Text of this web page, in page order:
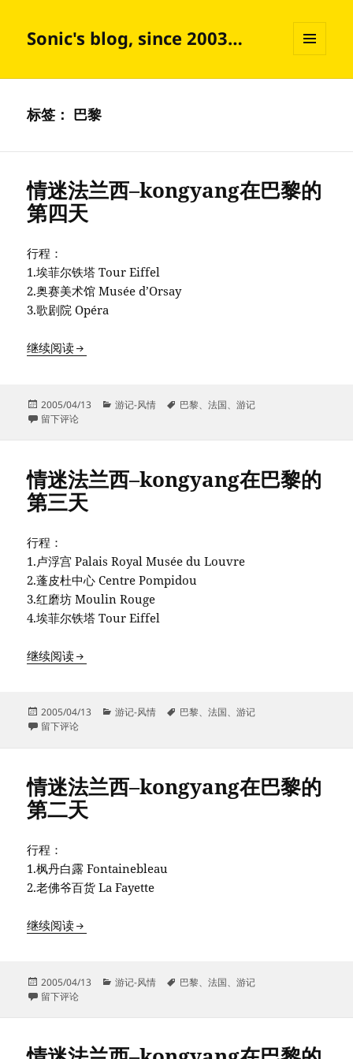
Sonic's blog, since 2003…
挂件
标签： 巴黎
情迷法兰西–kongyang在巴黎的
第四天
行程：
1.埃菲尔铁塔 Tour Eiffel
2.奥赛美术馆 Musée d’Orsay
3.歌剧院 Opéra
继续阅读情迷法兰西–kongyang在巴黎的第四天
发
布
2005/04/13
分
游记-风情
标
巴黎、法国、游记
于情迷法兰西–kongyang在巴黎的第四天
留下评论
情迷法兰西–kongyang在巴黎的
第三天
行程：
1.卢浮宫 Palais Royal Musée du Louvre
2.蓬皮杜中心 Centre Pompidou
3.红磨坊 Moulin Rouge
4.埃菲尔铁塔 Tour Eiffel
继续阅读情迷法兰西–kongyang在巴黎的第三天
发
布
2005/04/13
分
游记-风情
标
巴黎、法国、游记
于情迷法兰西–kongyang在巴黎的第三天
留下评论
情迷法兰西–kongyang在巴黎的
第二天
行程：
1.枫丹白露 Fontainebleau
2.老佛爷百货 La Fayette
继续阅读情迷法兰西–kongyang在巴黎的第二天
发
布
2005/04/13
分
游记-风情
标
巴黎、法国、游记
于情迷法兰西–kongyang在巴黎的第二天
留下评论